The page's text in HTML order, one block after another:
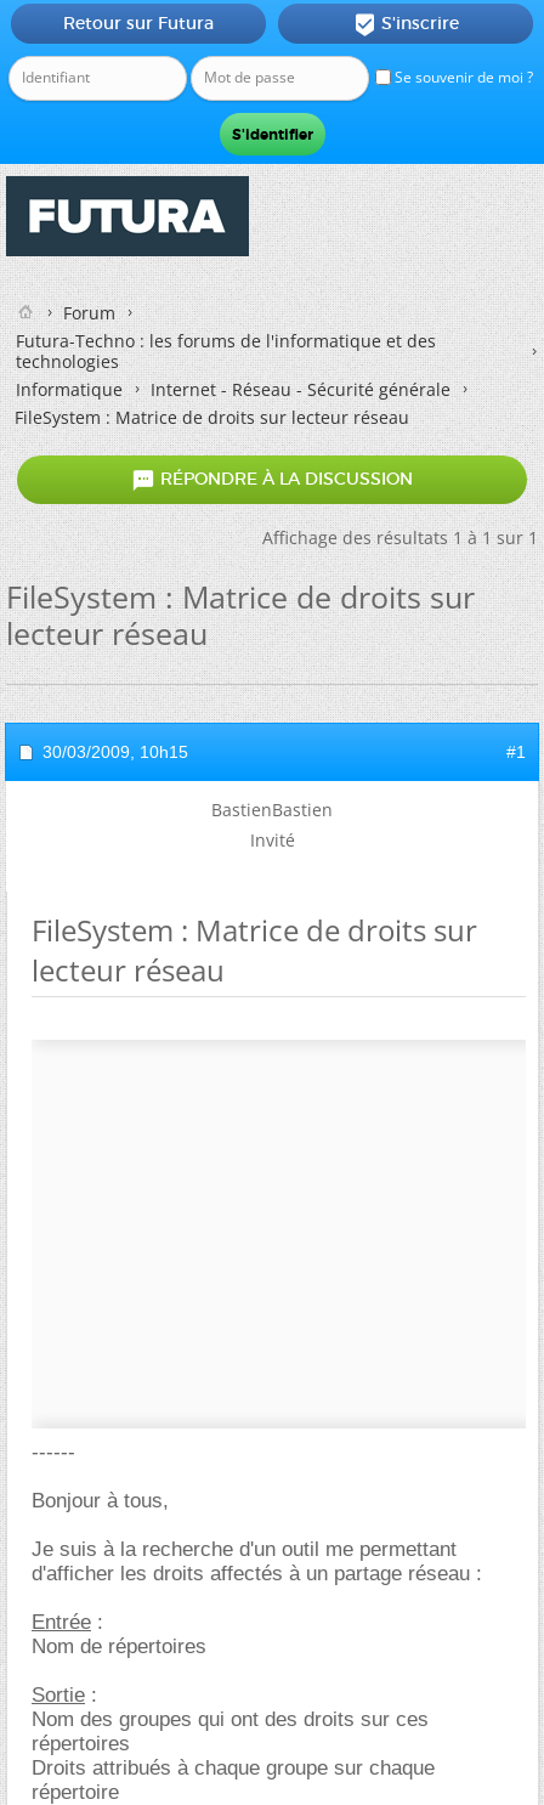
Se souvenir de moi ?
Retour sur Futura  S'inscrire
Forum
Futura-Techno : les forums de l'informatique et des
technologies
Informatique
Internet - Réseau - Sécurité générale
FileSystem : Matrice de droits sur lecteur réseau
 RÉPONDRE À LA DISCUSSION
Affichage des résultats 1 à 1 sur 1
FileSystem : Matrice de droits sur
lecteur réseau
30/03/2009, 10h15 #1
BastienBastien
Invité
FileSystem : Matrice de droits sur
lecteur réseau
------
Bonjour à tous,
Je suis à la recherche d'un outil me permettant
d'afficher les droits affectés à un partage réseau :
Entrée :
Nom de répertoires
Sortie :
Nom des groupes qui ont des droits sur ces
répertoires
Droits attribués à chaque groupe sur chaque
répertoire